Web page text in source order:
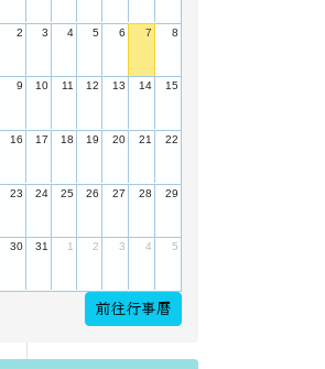
2 3 4 5 6 7 8
9 10 11 12 13 14 15
16 17 18 19 20 21 22
23 24 25 26 27 28 29
30 31 1 2 3 4 5
前往行事曆